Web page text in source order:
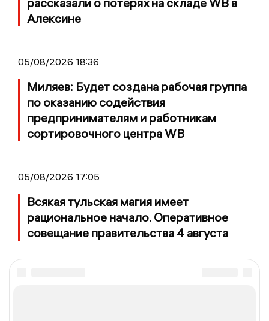
Алексине
05/08/2026 18:36
Миляев: Будет создана рабочая группа
по оказанию содействия
предпринимателям и работникам
сортировочного центра WB
05/08/2026 17:05
Всякая тульская магия имеет
рациональное начало. Оперативное
совещание правительства 4 августа